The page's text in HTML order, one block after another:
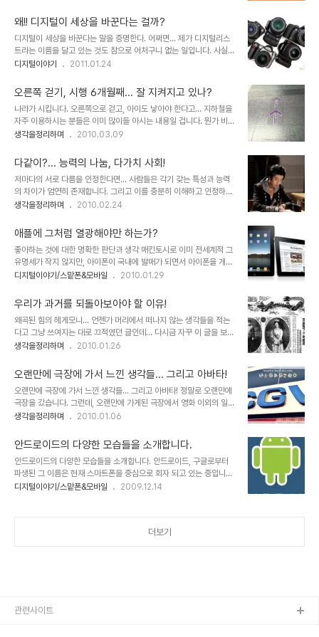
까?" 언뜻..
많이 왜곡되어 있는 부동산을 바라보는 사람들의 생각도 많이 변화할
듯 하기도 하구요. 서양의 경우에는 많이 보편화되었다지만, 국내의 경
우는 최근 캠핑카에 대한 관심이 증대되어 모임도 생기고, 자동차 캠핑
을 즐길 수 있는 장소들도 몇몇 곳에 조성되고 있으며, 최근 들어 자동
차 캠핑과 관련한 대회들이 개최되고 있다는 소식들을 가끔 접하긴 해
껴지는 것 역시 사실입니다. ..
왜!! 디지털이 세상을 바꾼다는 걸까?
디지털이 세상을 바꾼다는 말을 증명한다. 어쩌면... 제가 디지털리스
트라는 이름을 달고 있는 것도 참으로 어처구니 없는 일입니다. 사실,
그렇게 디지털적이지도 않은데 이런 이름을... -.-; 변명을 하자면, 그
게 되고 싶다는 생각도 컸던 것 같습니다. 그러나 또 한편으론 부족하
지만, 일반적 수준 보다는 디지털 적인 면이 없지도 않다는 것에 스스
로 만족하고, 그렇게 생각하기 때문이기도 합니다. 그리고 궁극적으로
는 디지털을 근간으로 하는 공유와 나눔에 대한 생각을 전파하고자 하
는 의미가 그 모든 바탕에 있기도 합니다. 본 포스트는 그 디지털리스
디지털을 바라보는 저의 관점을..
디지털이야기 2011.01.24
오른쪽 걷기, 시행 6개월째... 잘 지켜지고 있나?
나라가 시킵니다. 오른쪽으로 걷고, 아이도 낳아야 한다고... 지하철을
자주 이용하시는 분들은 이미 많이들 아시는 내용일 겁니다. 뭔가 비정
상적이라는 느낌까지 들게도 하는... 정부가 주도하는 오른쪽 걷기가
상황이 아니기에... 그리 그것에 대해 생각을 하고 있던 것은 아니지만,
아직도 나라에서 국민을 상대로 구호와 주입을 하는 모습이 그리 좋지
않다고 생각했던 터라... 우연히 지하철을 타야할 일이 생겨... 지하철
통로를 걷게 되었고 오른쪽 걷기에 대해 별 의식을 하지는 않았습니다.
하지만, 지나가는 통로와 바닥 그리고 벽과 천정에 온통 우측보행을 알
각 속으로 안내하였습..
생각을정리하며 2010.03.09
다같이?... 능력의 나눔, 다가치 사회!
저마다의 서로 다름을 인정한다면... 사람들은 각기 갖는 특성과 능력
의 차이가 엄연히 존재합니다. 그리고 이를 충분히 이해하고 인정하여
야 합니다. 하지만 이러한 사실을 명확히 알고 있음에도 우리는 종종
는 빈도가 많다는데 심각성이 있습니다. 그것도 힘의 흐름으로 점철됩
니다. -어른이 아이에게... 상사가 부하에게... 등등- 물론 저마다 지닌
그 사람만의 잠재적 능력을 최대한으로 끌어올리기 위하여... 특정 상
대와의 비교를 통한 자극과 격려로써 긍정적 변화를 유도 -최근 인기
를 끌었던 드라마 "공부의 신"과 같은 일들이 이 사회에 보편적으로 일
분 경쟁적 잣대 -또..
생각을정리하며 2010.02.24
애플에 그처럼 열광해야만 하는가?
좋아하는 것에 대한 명확한 판단과 생각 매킨토시로 이미 전세계적 그
유명세가 작지 않지만, 아이폰이 국내에 발매가 되면서 아이폰을 개발
하여 판매하는 기업 애플에 대한 관심 또한 더욱 높아졌습니다. 더우기
그 관심은 더욱 확대될 것은 예정된 사실이기도 합니다. ▲ 2010년 1
월 28일 공개된 애플의 타블렛 iPad 하지만, 좋다라고 하는 관심에
있어서 스스로 생각하고 여과된 판단이 아니라 분위기에 휩싸여 무조
건적으로 받아들이고 있는 것은 아닌가 하는 생각이 들기도 합니다. 이
에 대하여 언젠가 모튜님께서 쓰셨던 아이폰에 대한 포스트에서나 꼬
을 쓰고자 했었데, 마침 글을 ..
디지털이야기/스맡폰&모바일 2010.01.29
우리가 과거를 되돌아보아야 할 이유!
왜곡된 힘의 헤게모니... 언젠가 머리에서 떠나지 않는 생각들을 적는
다고 그냥 쓰여지는 대로 끄적였던 글인데... 다시금 자꾸 이 글을 보게
됩니다. 스스로라도 요즘 같은 시국에 돌이켜야 할 것들이 아닌가 하는
떤 사람이고 본디 나쁜 이는 없으리라 생각합니다.결국, 어디에선가 보
고, 듣고, 배우게 됨에 따라 허울의 욕망에 의해 그렇게 된 것일 겁니
다.문제는 그 잘못된 헤게모니라고 생각합니다. 하지만 그 그릇된 헤게
모니가참으로 많은 사람들을 힘들고 어렵게 하고 있습니다. 이 땅의 암
울했던 근대사에 대하여 어줍잖은 지식으로 즉흥적으로 떠오르는 것
은 세상을 위한 마음가..
생각을정리하며 2010.01.26
오랜만에 극장에 가서 느낀 생각들... 그리고 아바타!
오랜만에 극장에 가서 느낀 생각들... 그리고 아바타! 정말로 오랜만에
극장을 갔습니다. 그런데, 오랜만에 가게된 극장에서 영화 이외의 일들
을 겪으며 이런 저런 생각들을 하게 되었습니다. 그래서 그 느낀 생각
해를 맞아 처가가 있는 광주를 가게 되었고 우연히 얘기가 되어 처제와
함께 우리 가족 모두가 영화를 보게 되었습니다. 워낙 온라인이고 오프
라인이고 아바타 아바타 하는 통에... 다른 건 생각할 틈도 없이 바로
아바타를 상영하고 있는 광주 첨단CGV로 향했지요. 그런데, 얼마나
이 아바타가 관심이 많았는지, 가서보니 이미 모든 상영시간들이 매진
생각을정리하며 2010.01.06
안드로이드의 다양한 모습들을 소개합니다.
안드로이드의 다양한 모습들을 소개합니다. 안드로이드, 구글로부터
파생된 그 이름은 현재 스마트폰을 중심으로 회자 되고 있는 중입니다.
하지만, 얼마 전 "안드로이드가 가져올 사회변혁!"이라는 포스트에서
다. ▲ Android 공식 Logo 및 마스코트 재밌는 사실은 이미 벌써
디지털이야기/스맡폰&모바일 2009.12.14
더보기
관련사이트